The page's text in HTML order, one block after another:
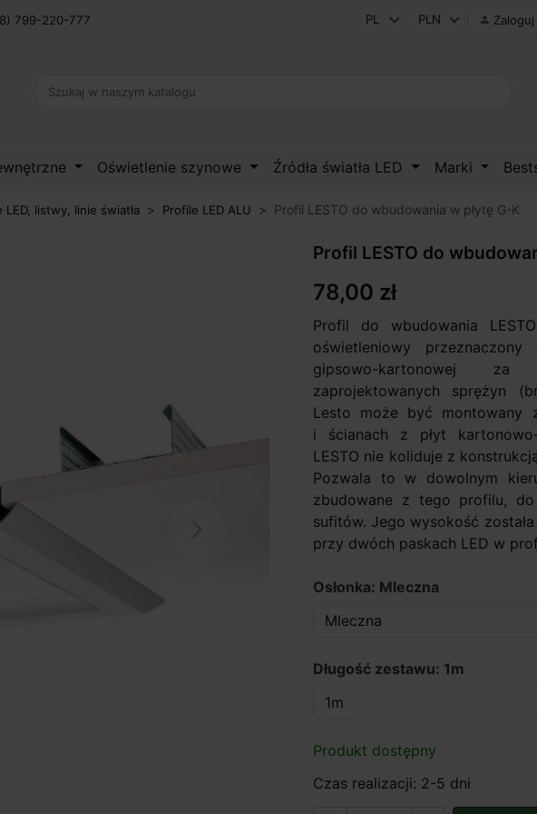
799-220-777  Zaloguj
Oświetlenie szynowe Źródła światła LED Marki
LED, listwy, linie światła Profile LED ALU Profil LESTO do wbudowania w płytę G-K
Profil LESTO do
78,00 zł
Profil do wbudowania
oświetleniowy
gipsowo-kartonowej za
zaprojektowanych sprężyn
Lesto może być montowany
i ścianach z płyt
LESTO nie koliduje z
Pozwala to w dowolnym
zbudowane z tego profilu,
sufitów. Jego wysokość
przy dwóch paskach LED w
Osłonka: Mleczna
Długość zestawu: 1m
Produkt dostępny
Czas realizacji: 2-5 dni